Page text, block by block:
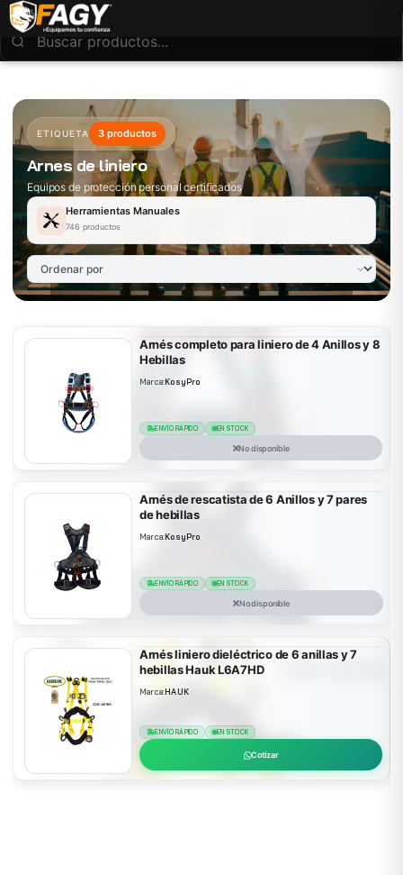
ETIQUETA 3 productos
Arnes de liniero
Equipos de protección personal certificados
Herramientas Manuales
746 productos
Arnés completo para liniero de 4 Anillos y 8
Hebillas
Marca:KosyPro
ENVÍO RÁPIDO EN STOCK
No disponible
Arnés de rescatista de 6 Anillos y 7 pares
de hebillas
Marca:KosyPro
ENVÍO RÁPIDO EN STOCK
No disponible
Arnés liniero dieléctrico de 6 anillas y 7
hebillas Hauk L6A7HD
Marca:HAUK
ENVÍO RÁPIDO EN STOCK
Cotizar